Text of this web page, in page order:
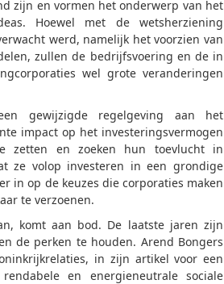
zijn en vormen het onderwerp van het
Hoewel met de wetsherziening
werd, namelijk het voorzien van
zullen de bedrijfsvoering en de in
wel grote veranderingen
gewijzigde regelgeving aan het
impact op het investeringsvermogen
zetten en zoeken hun toevlucht in
ze volop investeren in een grondige
in op de keuzes die corporaties maken
te verzoenen.
komt aan bod. De laatste jaren zijn
de perken te houden. Arend Bongers
in zijn artikel voor een
en energieneutrale sociale